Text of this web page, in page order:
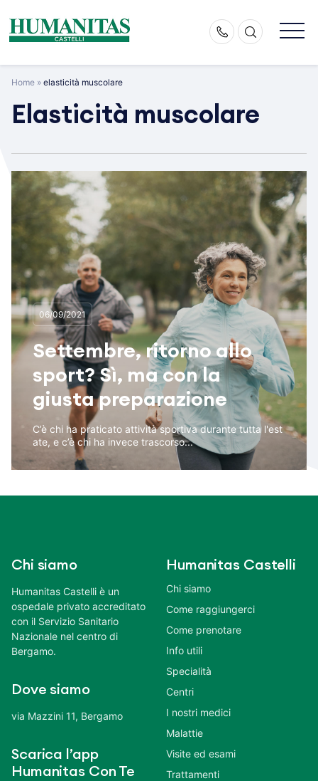
content
Home » elasticità muscolare
Elasticità muscolare
06/09/2021
Settembre, ritorno allo
sport? Sì, ma con la
giusta preparazione
C’è chi ha praticato attività sportiva durante tutta l'est
ate, e c’è chi ha invece trascorso...
Chi siamo
Humanitas Castelli è un
ospedale privato accreditato
con il Servizio Sanitario
Nazionale nel centro di
Bergamo.
Dove siamo
via Mazzini 11, Bergamo
Scarica l’app
Humanitas Con Te
Humanitas Castelli
Chi siamo
Come raggiungerci
Come prenotare
Info utili
Specialità
Centri
I nostri medici
Malattie
Visite ed esami
Trattamenti